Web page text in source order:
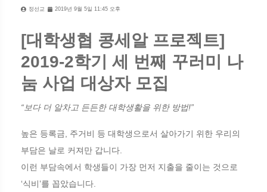
정선교 2019년 9월 5일 11:45 오후
[대학생협 콩세알 프로젝트]
2019-2학기 세 번째 꾸러미 나
눔 사업 대상자 모집
“보다 더 알차고 든든한 대학생활을 위한 방법!”
높은 등록금, 주거비 등 대학생으로서 살아가기 위한 우리의
부담은 날로 커져만 갑니다.
이런 부담속에서 학생들이 가장 먼저 지출을 줄이는 것으로
‘식비’를 꼽았습니다.